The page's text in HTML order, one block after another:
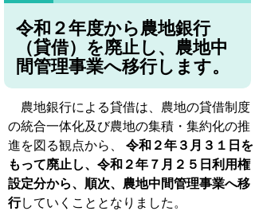
令和２年度から農地銀行
（貸借）を廃止し、農地中
間管理事業へ移行します。
農地銀行による貸借は、農地の貸借制度
の統合一体化及び農地の集積・集約化の推
進を図る観点から、 令和２年３月３１日を
もって廃止し、令和２年７月２５日利用権
設定分から、順次、農地中間管理事業へ移
行していくこととなりました。